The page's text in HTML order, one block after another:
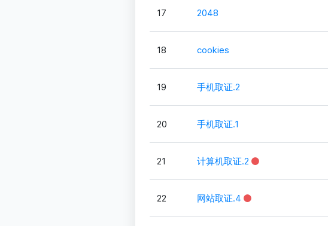
17 2048
18 cookies
19 手机取证.2
20 手机取证.1
21 计算机取证.2
22 网站取证.4